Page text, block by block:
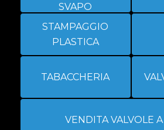
SVAPO
STAMPAGGIO
PLASTICA
TABACCHERIA
VENDITA VALVOLE